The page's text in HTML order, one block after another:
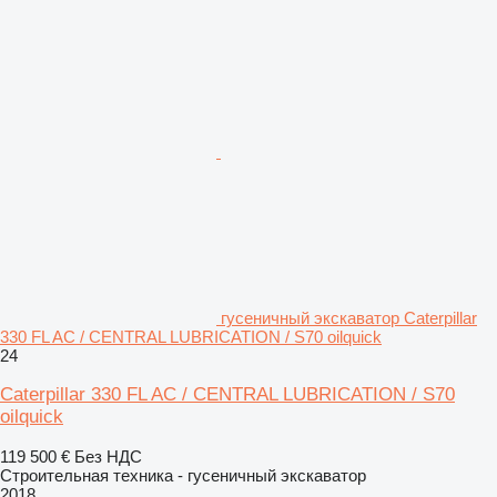
гусеничный экскаватор Caterpillar
330 FL AC / CENTRAL LUBRICATION / S70 oilquick
24
Caterpillar 330 FL AC / CENTRAL LUBRICATION / S70
oilquick
119 500 € Без НДС
Строительная техника - гусеничный экскаватор